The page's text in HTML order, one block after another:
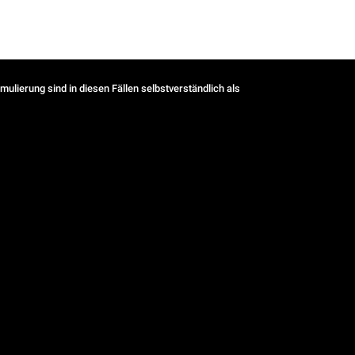
sind in diesen Fällen selbstverständlich als